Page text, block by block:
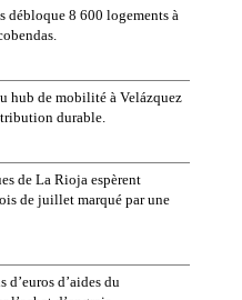
débloque 8 600 logements à
hub de mobilité à Velázquez
durable.
de La Rioja espèrent
de juillet marqué par une
d’aides du